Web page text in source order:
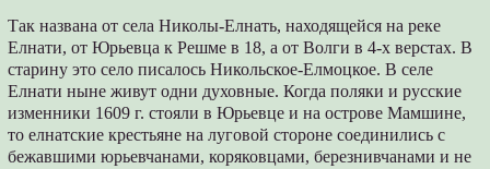
Так названа от села Николы-Елнать, находящейся на реке
Елнати, от Юрьевца к Решме в 18, а от Волги в 4-х верстах. В
старину это село писалось Никольское-Елмоцкое. В селе
Елнати ныне живут одни духовные. Когда поляки и русские
изменники 1609 г. стояли в Юрьевце и на острове Мамшине,
то елнатские крестьяне на луговой стороне соединились с
бежавшими юрьевчанами, коряковцами, березнивчанами и не